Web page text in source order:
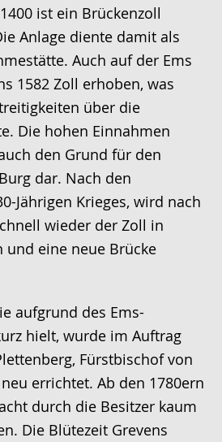
ist ein Brückenzoll
Anlage diente damit als
Auch auf der Ems
1582 Zoll erhoben, was
über die
Die hohen Einnahmen
den Grund für den
dar. Nach den
Jährigen Krieges, wird nach
wieder der Zoll in
und eine neue Brücke
aufgrund des Ems-
hielt, wurde im Auftrag
Fürstbischof von
errichtet. Ab den 1780ern
durch die Besitzer kaum
Die Blütezeit Grevens